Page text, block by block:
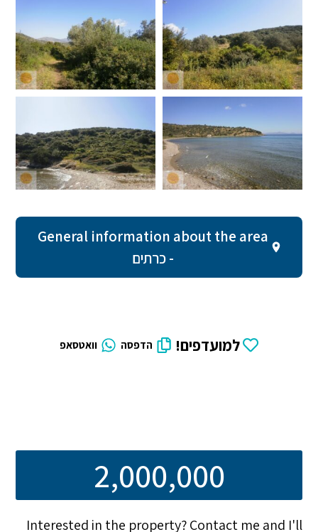
General information about the area
- כרתים
למועדפים! הדפסה וואטסאפ
2,000,000
Interested in the property? Contact me and I'll